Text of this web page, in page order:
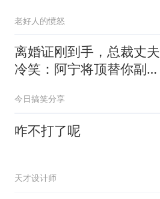
老好人的愤怒
离婚证刚到手，总裁丈夫
冷笑：阿宁将顶替你副总
今日搞笑分享
咋不打了呢
天才设计师